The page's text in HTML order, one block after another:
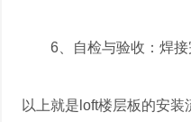
6、自检与验收：焊
以上就是loft楼层板的安